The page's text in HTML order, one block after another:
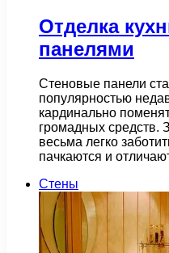
Отделка
панелями
Стеновые панели
популярностью
кардинально
громадных средств.
весьма легко
пачкаются и
Стены